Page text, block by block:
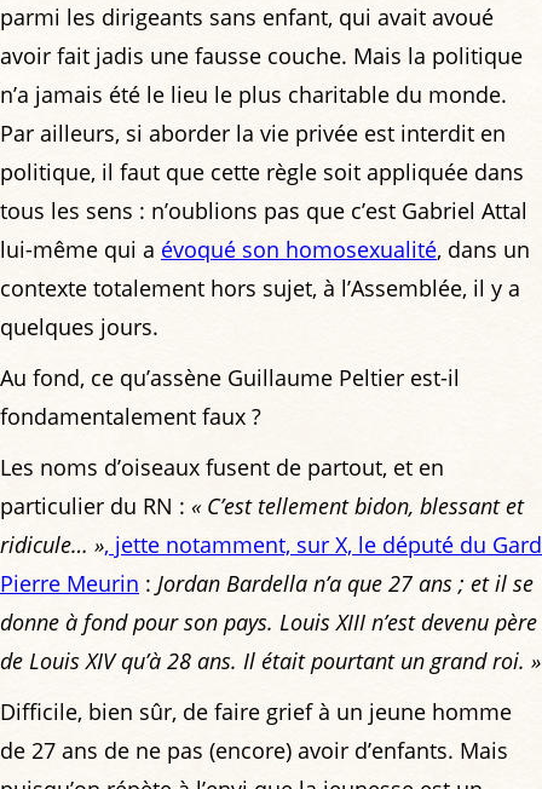
parmi les dirigeants sans enfant, qui avait avoué
avoir fait jadis une fausse couche. Mais la politique
n’a jamais été le lieu le plus charitable du monde.
Par ailleurs, si aborder la vie privée est interdit en
politique, il faut que cette règle soit appliquée dans
tous les sens : n’oublions pas que c’est Gabriel Attal
lui-même qui a évoqué son homosexualité, dans un
contexte totalement hors sujet, à l’Assemblée, il y a
quelques jours.
Au fond, ce qu’assène Guillaume Peltier est-il
fondamentalement faux ?
Les noms d’oiseaux fusent de partout, et en
particulier du RN : « C’est tellement bidon, blessant et
ridicule… », jette notamment, sur X, le député du Gard
Pierre Meurin : Jordan Bardella n’a que 27 ans ; et il se
donne à fond pour son pays. Louis XIII n’est devenu père
de Louis XIV qu’à 28 ans. Il était pourtant un grand roi. »
Difficile, bien sûr, de faire grief à un jeune homme
de 27 ans de ne pas (encore) avoir d’enfants. Mais